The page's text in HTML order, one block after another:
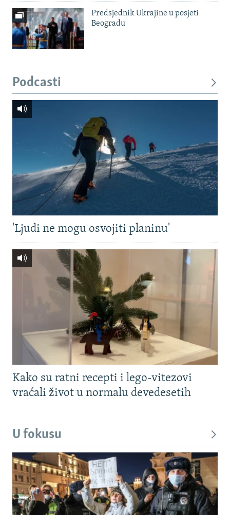
Predsjednik Ukrajine u posjeti
Beogradu
Podcasti
'Ljudi ne mogu osvojiti planinu'
Kako su ratni recepti i lego-vitezovi
vraćali život u normalu devedesetih
U fokusu